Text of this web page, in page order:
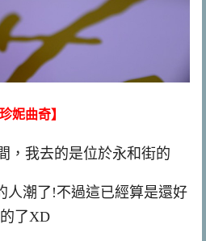
珍妮曲奇】
，我去的是位於永和街的
人潮了!不過這已經算是還好
的了XD